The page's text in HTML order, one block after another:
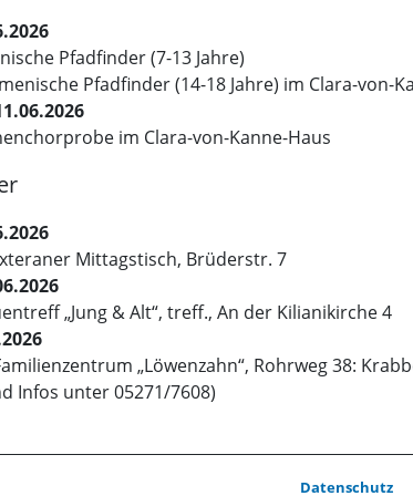
Pfadfinder (7-13 Jahre)
Pfadfinder (14-18 Jahre) im Clara-von-
im Clara-von-Kanne-Haus
Mittagstisch, Brüderstr. 7
„Jung & Alt“, treff., An der Kilianikirche 4
„Löwenzahn“, Rohrweg 38:
Infos unter 05271/7608)
Datenschutz